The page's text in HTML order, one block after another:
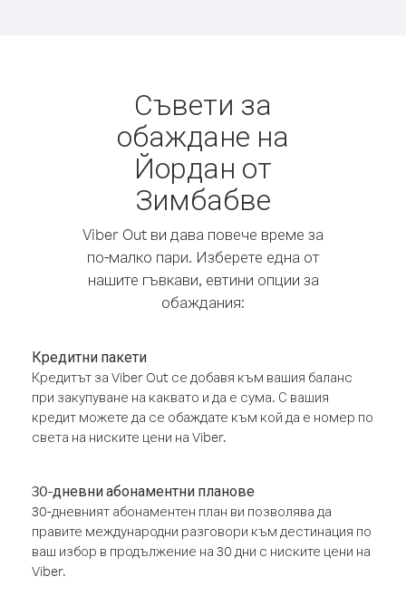
Съвети за
обаждане на
Йордан от
Зимбабве
Viber Out ви дава повече време за
по-малко пари. Изберете една от
нашите гъвкави, евтини опции за
обаждания:
Кредитни пакети
Кредитът за Viber Out се добавя към вашия баланс
при закупуване на каквато и да е сума. С вашия
кредит можете да се обаждате към кой да е номер по
света на ниските цени на Viber.
30-дневни абонаментни планове
30-дневният абонаментен план ви позволява да
правите международни разговори към дестинация по
ваш избор в продължение на 30 дни с ниските цени на
Viber.